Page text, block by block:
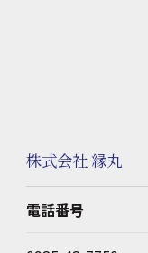
株式会社 縁丸
電話番号